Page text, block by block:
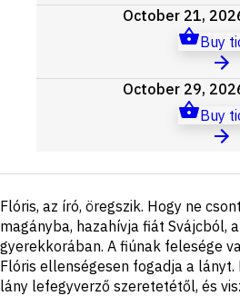
October 21,
Buy
October 29,
Buy
Short
description
Flóris, az író, öregszik. Hogy ne
magányba, hazahívja fiát Svájcból,
gyerekkorában. A fiúnak felesége
Flóris ellenségesen fogadja a
lány lefegyverző szeretetétől, és